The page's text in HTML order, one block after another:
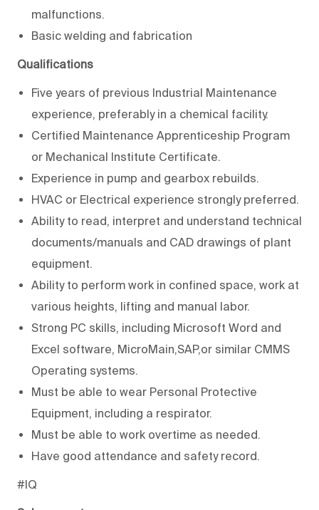
malfunctions.
Basic welding and fabrication
Qualifications
Five years of previous Industrial Maintenance
experience, preferably in a chemical facility.
Certified Maintenance Apprenticeship Program
or Mechanical Institute Certificate.
Experience in pump and gearbox rebuilds.
HVAC or Electrical experience strongly preferred.
Ability to read, interpret and understand technical
documents/manuals and CAD drawings of plant
equipment.
Ability to perform work in confined space, work at
various heights, lifting and manual labor.
Strong PC skills, including Microsoft Word and
Excel software, MicroMain,SAP,or similar CMMS
Operating systems.
Must be able to wear Personal Protective
Equipment, including a respirator.
Must be able to work overtime as needed.
Have good attendance and safety record.
#IQ